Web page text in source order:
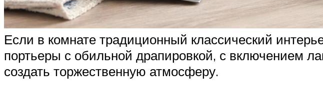
Если в комнате традиционный классический
портьеры с обильной драпировкой, с включением
создать торжественную атмосферу.